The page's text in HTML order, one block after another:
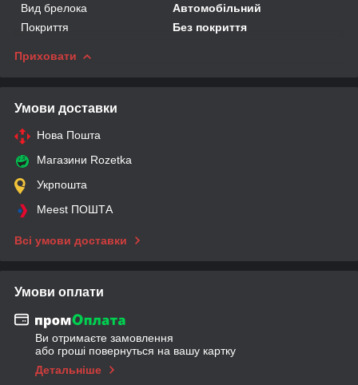
Вид брелока
Автомобільний
Покриття
Без покриття
Приховати
Умови доставки
Нова Пошта
Магазини Rozetka
Укрпошта
Meest ПОШТА
Всі умови доставки
Умови оплати
Ви отримаєте замовлення
або гроші повернуться на вашу картку
Детальніше